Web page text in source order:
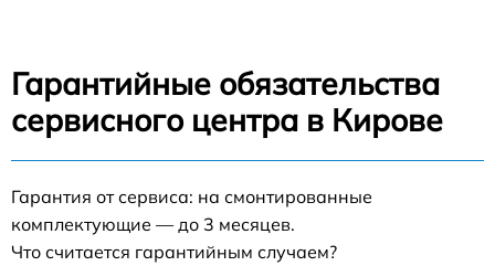
Гарантийные обязательства
сервисного центра в Кирове
Гарантия от сервиса: на смонтированные
комплектующие — до 3 месяцев.
Что считается гарантийным случаем?